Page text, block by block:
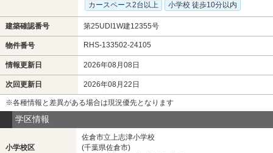
カースペース2台以上
小学校 徒歩10分以内
建築確認番号 第25UDI1W建12355号
物件番号 RHS-133502-24105
情報更新日 2026年08月08日
次回更新日 2026年08月22日
※各種情報と差異がある場合は現況優先となります
学区情報
小学校区
佐倉市立上志津小学校
(千葉県佐倉市)